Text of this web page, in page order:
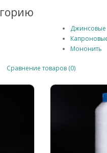
Джинсовые
Мононить
Сравнение товаров (0)